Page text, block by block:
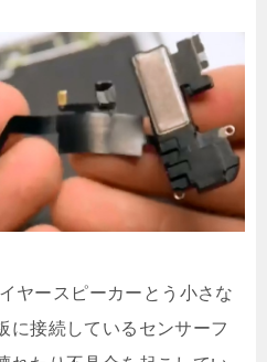
ヤースピーカーとう小さな
に接続しているセンサーフ